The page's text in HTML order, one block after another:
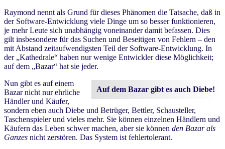
Raymond nennt als Grund für dieses Phänomen die Tatsache, daß in
der Software-Entwicklung viele Dinge um so besser funktionieren,
je mehr Leute sich unabhängig voneinander damit befassen. Dies
gilt insbesondere für das Suchen und Beseitigen von Fehlern – den
mit Abstand zeitaufwendigsten Teil der Software-Entwicklung. In
der „Kathedrale“ haben nur wenige Entwickler diese Möglichkeit;
auf dem „Bazar“ hat sie jeder.
Auf dem Bazar gibt es auch Diebe!
Nun gibt es auf einem
Bazar nicht nur ehrliche
Händler und Käufer,
sondern eben auch Diebe und Betrüger, Bettler, Schausteller,
Taschenspieler und vieles mehr. Sie können einzelnen Händlern und
Käufern das Leben schwer machen, aber sie können den Bazar als
Ganzes nicht zerstören. Das System ist fehlertolerant.